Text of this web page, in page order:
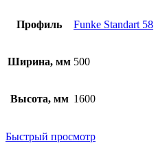
Профиль Funke Standart 58
Ширина, мм 500
Высота, мм 1600
Быстрый просмотр